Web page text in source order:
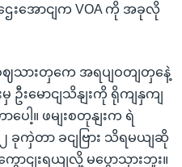
ေးအောငျက VOA ကို အခုလို
စဈသားတှကေ အရပျဝတျတှနေဲ့
းမောငျသိနျးကို ရိုကျနှကျ
ပေါ့။ ဖမျးစတုနျးက ရဲ
ခုကှဲတာ ခငျဗြား သိရမယျဆို
ငျးရယျလို့ မပွောသှားဘူး။